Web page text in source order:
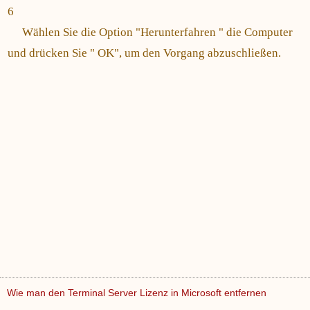
6
Wählen Sie die Option "Herunterfahren " die Computer
und drücken Sie " OK", um den Vorgang abzuschließen.
Wie man den Terminal Server Lizenz in Microsoft entfernen